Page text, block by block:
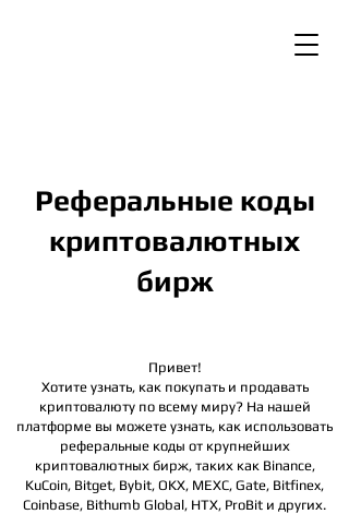
Реферальные коды
криптовалютных
бирж
Привет!
Хотите узнать, как покупать и продавать
криптовалюту по всему миру? На нашей
платформе вы можете узнать, как использовать
реферальные коды от крупнейших
криптовалютных бирж, таких как Binance,
KuCoin, Bitget, Bybit, OKX, MEXC, Gate, Bitfinex,
Coinbase, Bithumb Global, HTX, ProBit и других.